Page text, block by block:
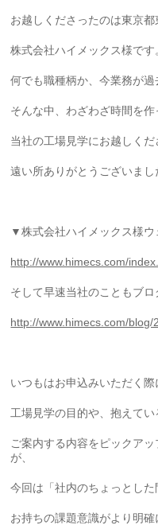
お越しくださったのは東京
株式会社ハイメックス様です
何でも職種柄か、今業務が過
そんな中、わざわざ時間を作
当社の工場見学にお越しくだ
遠い所ありがとうございまし
▼株式会社ハイメックス様ウ
http://www.himecs.com/
そして早速当社のこともブ
http://www.himecs.com/blog/
いつもはお申込みいただく際
工場見学の目的や、抱えて
ご案内する内容をピックア
が、
今回は「社内のちょっとし
お持ちの課題意識がより明確